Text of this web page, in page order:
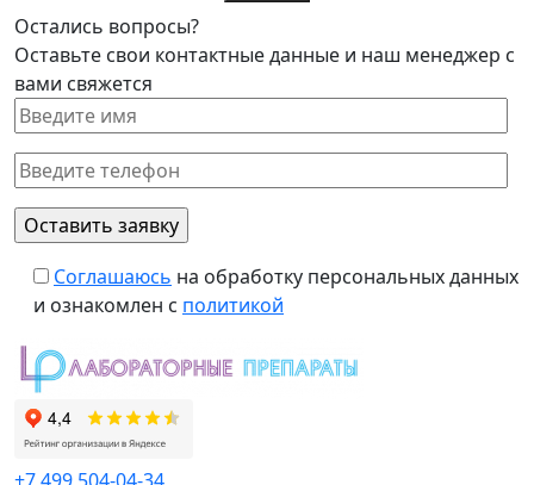
Остались вопросы?
Оставьте свои контактные данные и наш менеджер с
вами свяжется
Соглашаюсь на обработку персональных данных
и ознакомлен с политикой